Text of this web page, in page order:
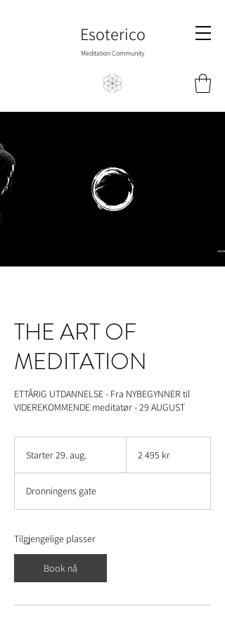
Esoterico
Meditation Community
THE ART OF
MEDITATION
ETTÅRIG UTDANNELSE - Fra NYBEGYNNER til
VIDEREKOMMENDE meditatør - 29 AUGUST
Starter 29. aug.
r
t
r
u
kroner2 495 kr
Dronningens gate
Tilgjengelige plasser
Book nå